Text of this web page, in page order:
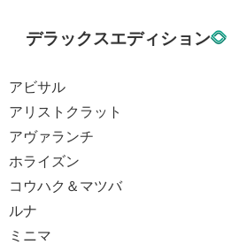
デラックスエディション
アビサル
アリストクラット
アヴァランチ
ホライズン
コウハク＆マツバ
ルナ
ミニマ